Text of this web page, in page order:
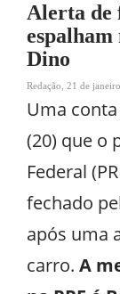
Alerta de
Dino
Redação 21 de
Uma
(20) que o
Federal
fechado
após uma
carro. A